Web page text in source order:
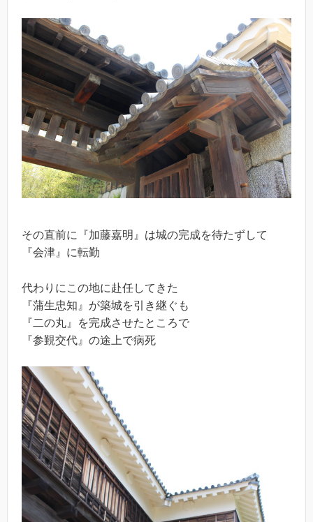
その直前に『加藤嘉明』は城の完成を待たずして
『会津』に転勤
代わりにこの地に赴任してきた
『蒲生忠知』が築城を引き継ぐも
『二の丸』を完成させたところで
『参覲交代』の途上で病死